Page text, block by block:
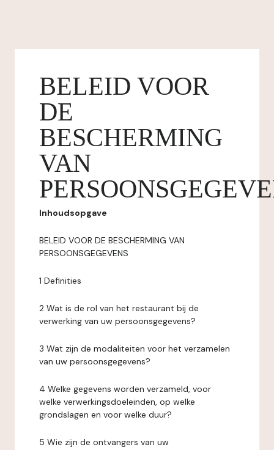
BELEID VOOR
DE
BESCHERMING
VAN
Inhoudsopgave
BELEID VOOR DE BESCHERMING VAN
PERSOONSGEGEVENS
1 Definities
2 Wat is de rol van het restaurant bij de
verwerking van uw persoonsgegevens?
3 Wat zijn de modaliteiten voor het verzamelen
van uw persoonsgegevens?
4 Welke gegevens worden verzameld, voor
welke verwerkingsdoeleinden, op welke
grondslagen en voor welke duur?
5 Wie zijn de ontvangers van uw